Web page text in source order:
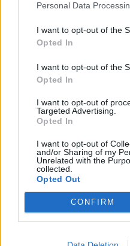
Personal Data
I want to opt-out of the
Opted In
I want to opt-out of the
Opted In
I want to opt-out of
Targeted Advertising.
Opted In
I want to opt-out of
and/or Sharing of my
Unrelated with the
collected.
Opted Out
CONFIRM
Nowe święta
nad zmianami
Rząd przygotowuje istotne
państwowych. Ministerstwo
pracuje nad nową ustawą,